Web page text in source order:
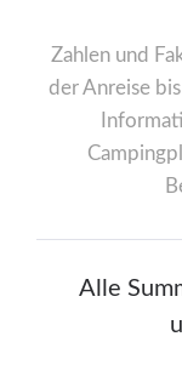
Zahlen und
der Anreise
Alle